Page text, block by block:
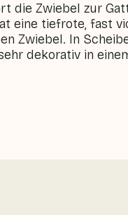
die Zwiebel zur
eine tiefrote, fast
Zwiebel. In
dekorativ in